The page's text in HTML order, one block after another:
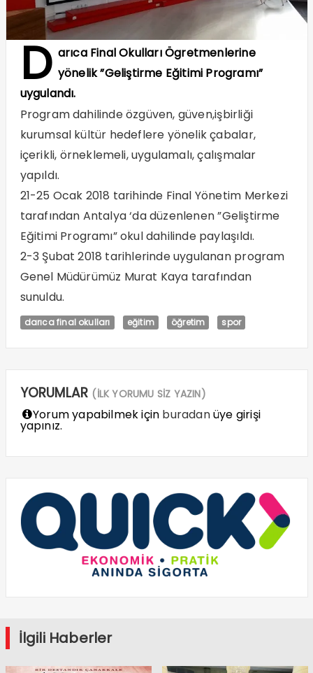
D arıca Final Okulları Ögretmenlerine
yönelik ”Geliştirme Eğitimi Programı”
uygulandı.
Program dahilinde özgüven, güven,işbirliği
kurumsal kültür hedeflere yönelik çabalar,
içerikli, örneklemeli, uygulamalı, çalışmalar
yapıldı.
21-25 Ocak 2018 tarihinde Final Yönetim Merkezi
tarafından Antalya ‘da düzenlenen ”Geliştirme
Eğitimi Programı” okul dahilinde paylaşıldı.
2-3 Şubat 2018 tarihlerinde uygulanan program
Genel Müdürümüz Murat Kaya tarafından
sunuldu.
darıca final okulları eğitim öğretim spor
YORUMLAR (İLK YORUMU SİZ YAZIN)
Yorum yapabilmek için buradanüye girişi
yapınız.
İlgili Haberler